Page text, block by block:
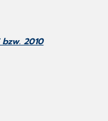
2010